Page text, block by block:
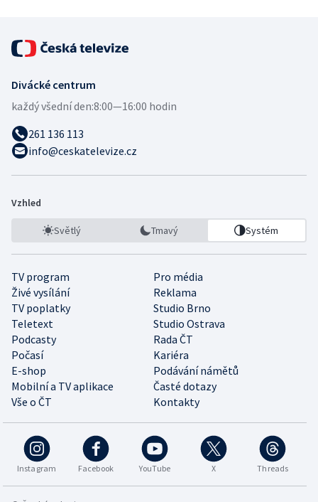
Divácké centrum
každý všední den:8:00—16:00 hodin
261 136 113
info@ceskatelevize.cz
Vzhled
Světlý Tmavý Systém
TV program
Pro média
Živé vysílání
Reklama
TV poplatky
Studio Brno
Teletext
Studio Ostrava
Podcasty
Rada ČT
Počasí
Kariéra
E-shop
Podávání námětů
Mobilní a TV aplikace
Časté dotazy
Vše o ČT
Kontakty
Instagram Facebook YouTube X Threads